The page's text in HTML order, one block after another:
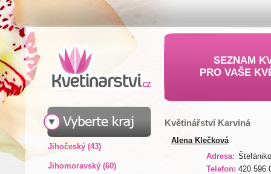
SEZNAM
PRO VAŠE
Jihočeský (43)
Jihomoravský (60)
Květinářství Karviná
Alena Klečková
Adresa:
Telefon: 420 596